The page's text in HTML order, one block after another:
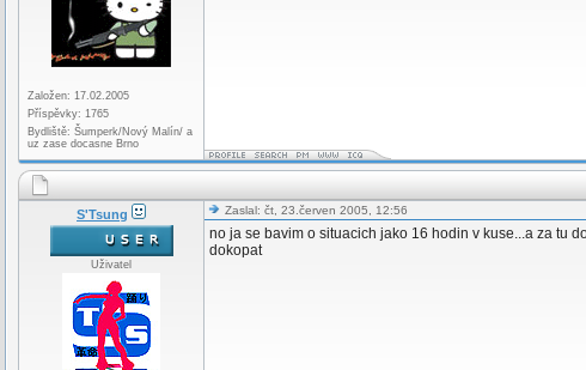
Založen: 17.02.2005
Příspěvky: 1765
Bydliště: Šumperk/Nový Malín/ a
uz zase docasne Brno
S'Tsung
Uživatel
Zaslal: čt, 23.červen 2005, 12:56
no ja se bavim o situacich jako 16 hodin v kuse...a za tu
dokopat